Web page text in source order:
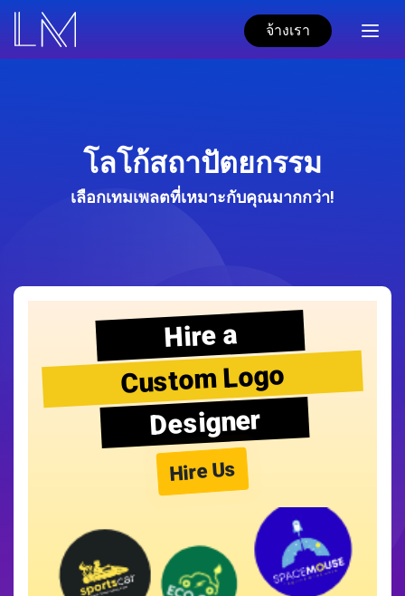
จ้างเรา
โลโก้สถาปัตยกรรม
เลือกเทมเพลตที่เหมาะกับคุณมากกว่า!
Hire a
Custom Logo
Designer
Hire Us